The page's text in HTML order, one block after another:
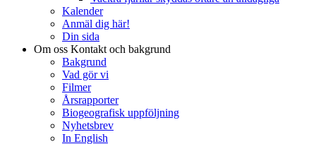
Kalender
Anmäl dig här!
Din sida
Om oss Kontakt och bakgrund
Bakgrund
Vad gör vi
Filmer
Årsrapporter
Biogeografisk uppföljning
Nyhetsbrev
In English